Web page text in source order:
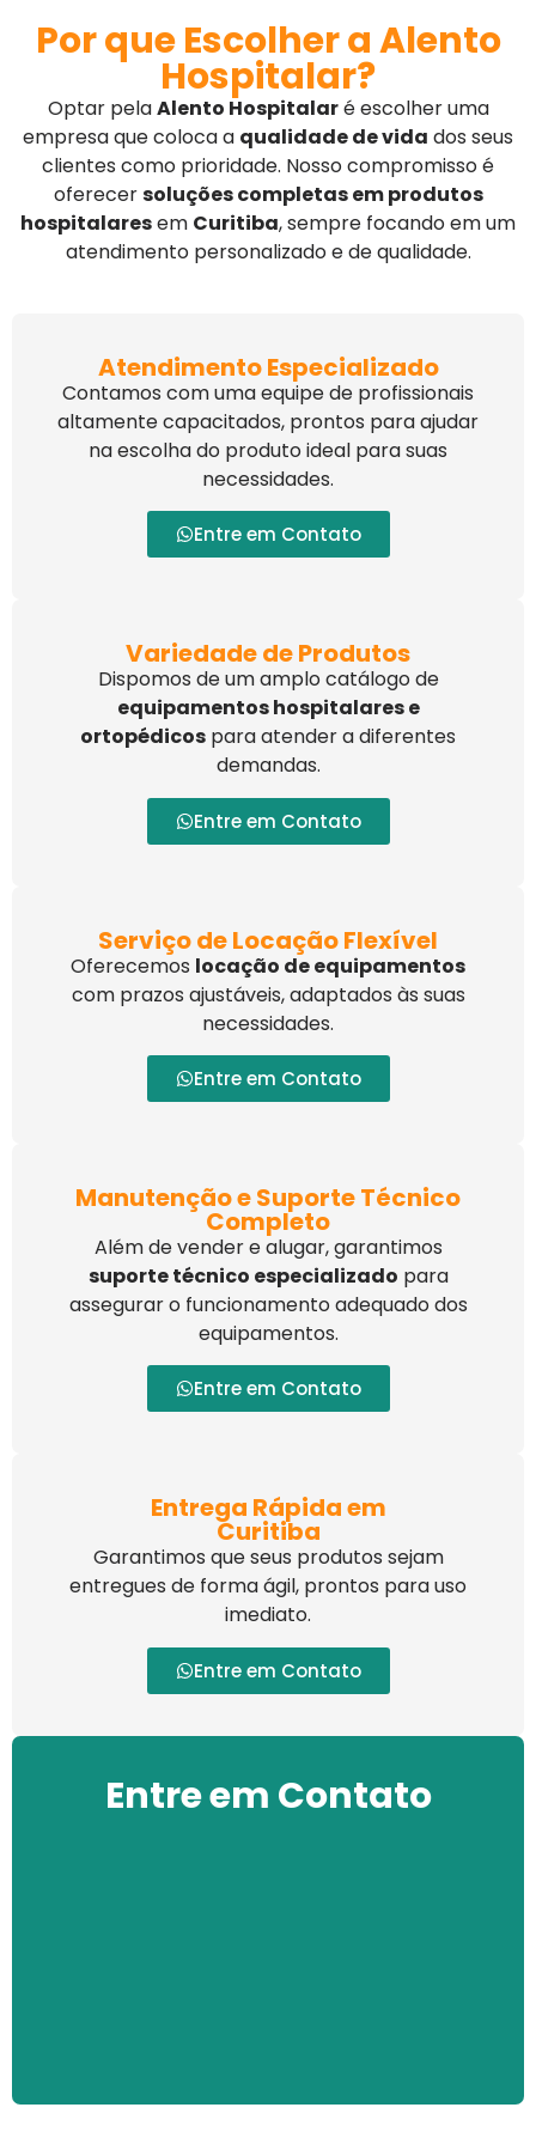
Por que Escolher a Alento
Hospitalar?
Optar pelaAlento Hospitalaré escolher uma
empresa que coloca a qualidade de vida dos seus
clientes como prioridade. Nosso compromisso é
oferecersoluções completas em produtos
hospitalaresem Curitiba, sempre focando em um
atendimento personalizado e de qualidade.
Atendimento Especializado
Contamos com uma equipe de profissionais
altamente capacitados, prontos para ajudar
na escolha do produto ideal para suas
necessidades.
Entre em Contato
Variedade de Produtos
Dispomos de um amplo catálogo de
equipamentos hospitalares e
ortopédicos para atender a diferentes
demandas.
Entre em Contato
Serviço de Locação Flexível
Oferecemos locação de equipamentos
com prazos ajustáveis, adaptados às suas
necessidades.
Entre em Contato
Manutenção e Suporte Técnico
Completo
Além de vender e alugar, garantimos
suporte técnico especializado para
assegurar o funcionamento adequado dos
equipamentos.
Entre em Contato
Entrega Rápida em
Curitiba
Garantimos que seus produtos sejam
entregues de forma ágil, prontos para uso
imediato.
Entre em Contato
Entre em Contato